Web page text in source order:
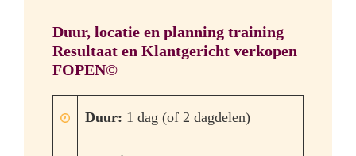
Duur, locatie en planning training
Resultaat en Klantgericht verkopen
FOPEN©
Duur: 1 dag (of 2 dagdelen)